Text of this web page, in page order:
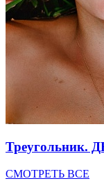
СМОТРЕТЬ ВСЕ